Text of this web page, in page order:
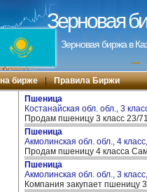
Зерновая
Зерновая биржа в
---
бирже | Правила Биржи
Пшеница
Костанайская обл. обл., 3
Продам пшеницу 3 класс 23/
Пшеница
Акмолинская обл. обл., 4 класс,
Продам пшеницу 4 класса
Пшеница
Акмолинская обл. обл., 3 класс,
Компания закупает пшеницу